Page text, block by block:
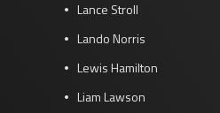
Lance Stroll
Lando Norris
Lewis Hamilton
Liam Lawson